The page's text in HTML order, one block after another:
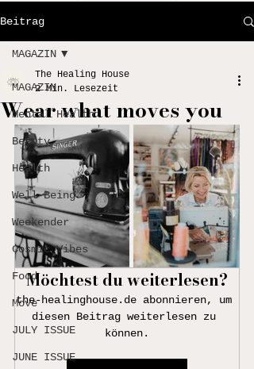
Beitrag
MAGAZIN
Mental Health
Beauty
Health
Well-Being
Weekender
Cosmic Vibes
Food
Move
JULY ISSUE
JUNE ISSUE
MAGAZIN
Wear what moves you
The Healing House
2 Min. Lesezeit
Möchtest du weiterlesen?
the-healinghouse.de abonnieren, um
diesen Beitrag weiterlesen zu
können.